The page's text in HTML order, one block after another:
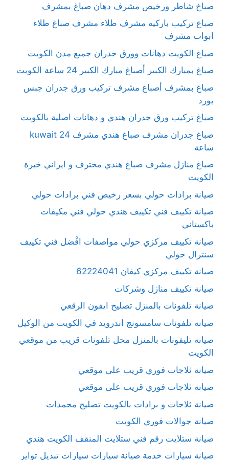
صباخ شاطر ورخيص مشرف دهان صباغ بمشرف
صباع تركيب باركيه مشرف طلاء مشرف صباغ طلاء
ابواب مشرف
صباغ الكويت دهانات وورق جدران جميع مدن الكويت
صباغ بمبارك الكبير أصباغ مبارك الكبير 24 ساعة الكويت
صباغ بمشرف أصباغ مشرف تركيب ورق جدران جبس
بورد
صباغ تركيب ورق جدران هندي و دهانات اصلية بالكويت
صباغ جدران مشرف صباغ هندي مشرف kuwait 24
ساعة
صباغ منازل مشرف صباغ هندي محترف و ايراني خبرة
الكويت
صيانة برادات حولي بسعر رخيص فني برادات حولي
صيانة تكييف فني تكييف هندي حولي فني مكيفات
باكستاني
صيانة تكييف مركزي حولي مواصفات افْضل فني تكييف
سنترال حولي
صيانة تكييف مركزي كيفان 62224041
صيانة تكييف منازل وشركات
صيانة تلفونات بالمنزل تصليح ايفون الرقعي
صيانة تلفونات سامسونج اندرويد في الكويت من الوكيل
صيانة تليفونات بالمنزل محل تلفونات قريب من موقعي
الكويت
صيانة ثلاجات فوري قريب على موقعي
صيانة ثلاجات فوري قريب على موقعي
صيانة ثلاجات و برادات بالكويت تصليح مجمدات
صيانة جوالات فوري الكويت
صيانة ستلايت رقم فني ستلايت المنقف الكويت هندي
صيانة سيارات خدمة صيانة سيارات سيارات تبديل تواير